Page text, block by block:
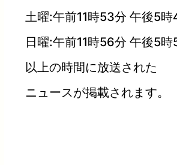
土曜:午前11時53分 午後5時
日曜:午前11時56分 午後5時
以上の時間に放送された
ニュースが掲載されます。